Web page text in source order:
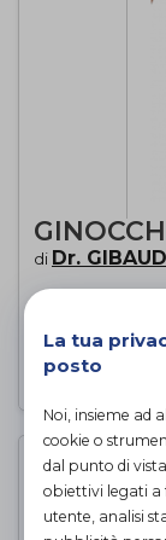
di Dr. GIBAUD
La tua
posto
Noi, insieme ad
cookie o
dal punto di
obiettivi legati a
utente, analisi